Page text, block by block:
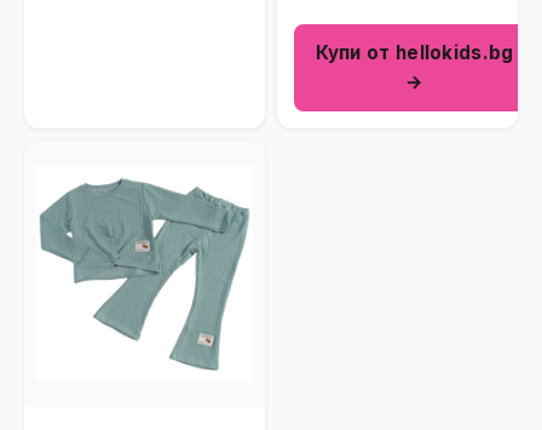
Купи от hellokids.bg
→